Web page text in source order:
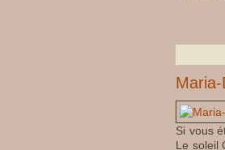
Si vous
Le soleil